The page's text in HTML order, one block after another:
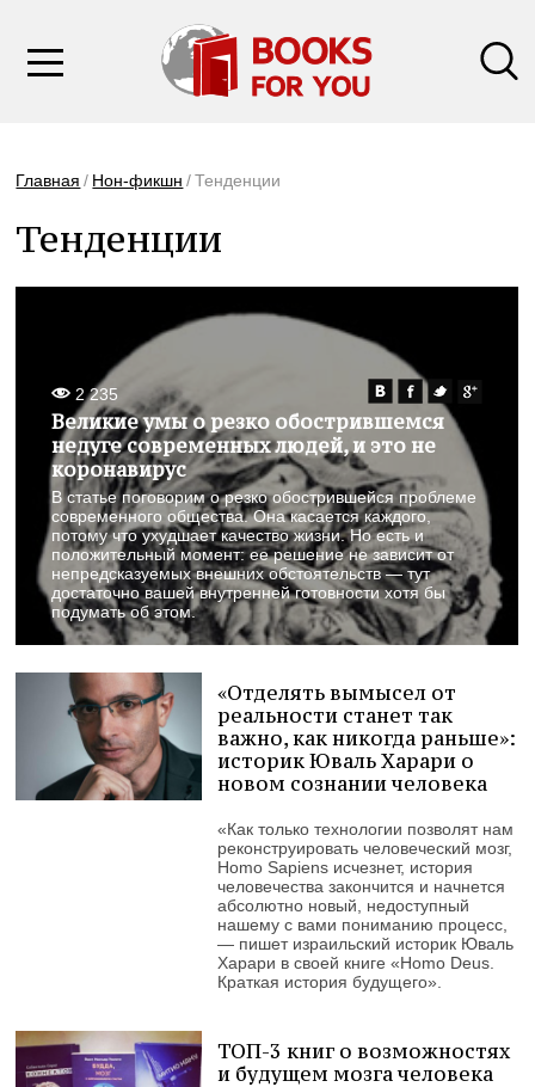
Главная Нон-фикшн Тенденции
Тенденции
2 235
Великие умы о резко обострившемся
недуге современных людей, и это не
коронавирус
В статье поговорим о резко обострившейся проблеме
современного общества. Она касается каждого,
потому что ухудшает качество жизни. Но есть и
положительный момент: ее решение не зависит от
непредсказуемых внешних обстоятельств — тут
достаточно вашей внутренней готовности хотя бы
подумать об этом.
«Отделять вымысел от
реальности станет так
важно, как никогда раньше»:
историк Юваль Харари о
новом сознании человека
«Как только технологии позволят нам
реконструировать человеческий мозг,
Homo Sapiens исчезнет, история
человечества закончится и начнется
абсолютно новый, недоступный
нашему с вами пониманию процесс,
— пишет израильский историк Юваль
Харари в своей книге «Homo Deus.
Краткая история будущего».
ТОП-3 книг о возможностях
и будущем мозга человека